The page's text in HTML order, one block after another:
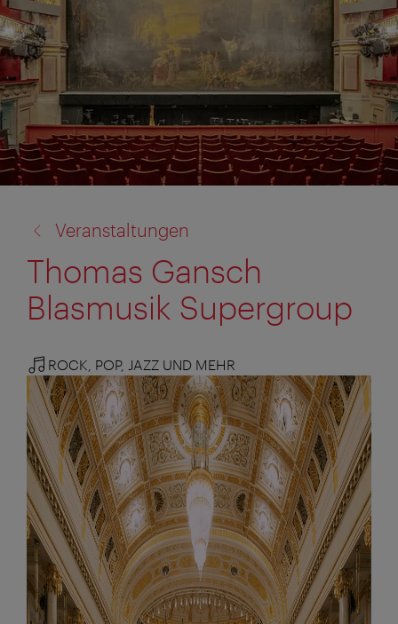
zu:
Veranstaltungen
Thomas Gansch
Blasmusik Supergroup
ROCK, POP, JAZZ UND MEHR